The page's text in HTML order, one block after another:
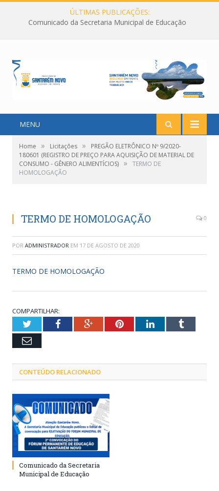
ÚLTIMAS PUBLICAÇÕES:
Comunicado da Secretaria Municipal de Educação
MENU
Home » Licitações »
PREGÃO ELETRÔNICO Nº 9/2020-
180601 (REGISTRO DE PREÇO PARA AQUISIÇÃO DE MATERIAL DE
CONSUMO - GÊNERO ALIMENTÍCIOS) »
TERMO DE
HOMOLOGAÇÃO
TERMO DE HOMOLOGAÇÃO 0
POR ADMINISTRADOR EM 17 DE AGOSTO DE 2020
TERMO DE HOMOLOGAÇÃO
COMPARTILHAR:
TwitterFacebookGoogle+PinterestLinkedInTumblr
Email
CONTEÚDO RELACIONADO
Comunicado da Secretaria
Municipal de Educação